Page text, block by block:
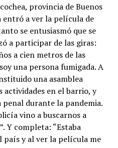
provincia de Buenos
entró a ver la película de
se entusiasmó que se
a participar de las giras:
a cien metros de las
una persona fumigada. A
una asamblea
actividades en el barrio, y
durante la pandemia.
vino a buscarnos a
Y completa: “Estaba
país y al ver la película me